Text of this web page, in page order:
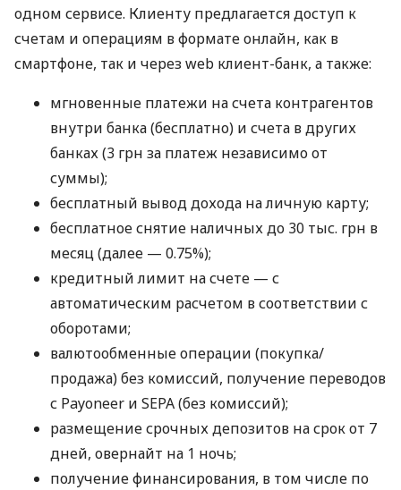
одном сервисе. Клиенту предлагается доступ к
счетам и операциям в формате онлайн, как в
смартфоне, так и через web клиент-банк, а также:
мгновенные платежи на счета контрагентов
внутри банка (бесплатно) и счета в других
банках (3 грн за платеж независимо от
суммы);
бесплатный вывод дохода на личную карту;
бесплатное снятие наличных до 30 тыс. грн в
месяц (далее — 0.75%);
кредитный лимит на счете — с
автоматическим расчетом в соответствии с
оборотами;
валютообменные операции (покупка/
продажа) без комиссий, получение переводов
с Payoneer и SEPA (без комиссий);
размещение срочных депозитов на срок от 7
дней, овернайт на 1 ночь;
получение финансирования, в том числе по